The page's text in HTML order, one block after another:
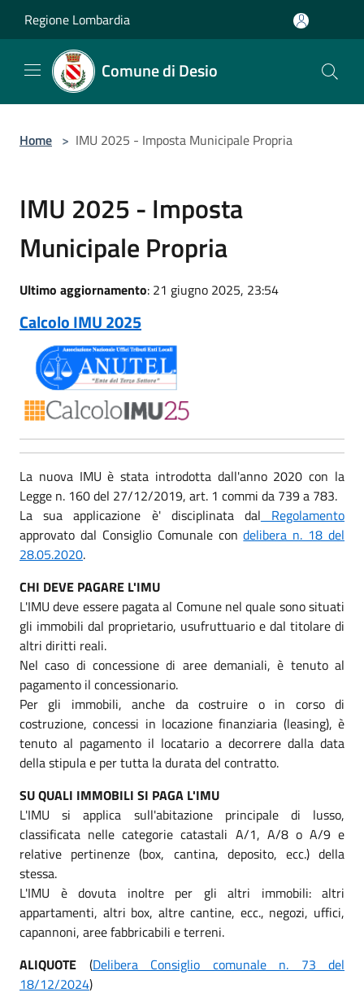
Regione Lombardia
Comune di Desio
Home > IMU 2025 - Imposta Municipale Propria
IMU 2025 - Imposta
Municipale Propria
Ultimo aggiornamento: 21 giugno 2025, 23:54
Calcolo IMU 2025
La nuova IMU è stata introdotta dall'anno 2020 con la
Legge n. 160 del 27/12/2019, art. 1 commi da 739 a 783.
La sua applicazione è' disciplinata dal Regolamento
approvato dal Consiglio Comunale condelibera n. 18 del
28.05.2020.
CHI DEVE PAGARE L'IMU
L'IMU deve essere pagata al Comune nel quale sono situati
gli immobili dal proprietario, usufruttuario e dal titolare di
altri diritti reali.
Nel caso di concessione di aree demaniali, è tenuto al
pagamento il concessionario.
Per gli immobili, anche da costruire o in corso di
costruzione, concessi in locazione finanziaria (leasing), è
tenuto al pagamento il locatario a decorrere dalla data
della stipula e per tutta la durata del contratto.
SU QUALI IMMOBILI SI PAGA L'IMU
L'IMU si applica sull'abitazione principale di lusso,
classificata nelle categorie catastali A/1, A/8 o A/9 e
relative pertinenze (box, cantina, deposito, ecc.) della
stessa.
L'IMU è dovuta inoltre per gli altri immobili: altri
appartamenti, altri box, altre cantine, ecc., negozi, uffici,
capannoni, aree fabbricabili e terreni.
ALIQUOTE (Delibera Consiglio comunale n. 73 del
18/12/2024)